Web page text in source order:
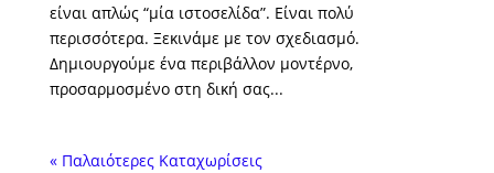
είναι απλώς “μία ιστοσελίδα”. Είναι πολύ
περισσότερα. Ξεκινάμε με τον σχεδιασμό.
Δημιουργούμε ένα περιβάλλον μοντέρνο,
προσαρμοσμένο στη δική σας...
« Παλαιότερες Καταχωρίσεις